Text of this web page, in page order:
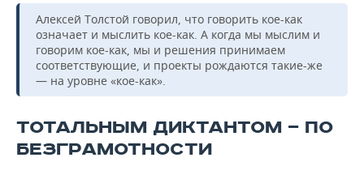
Алексей Толстой говорил, что говорить кое-как
означает и мыслить кое-как. А когда мы мыслим и
говорим кое-как, мы и решения принимаем
соответствующие, и проекты рождаются такие-же
— на уровне «кое-как».
ТОТАЛЬНЫМ ДИКТАНТОМ — ПО
БЕЗГРАМОТНОСТИ